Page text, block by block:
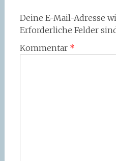
Deine E-Mail-Adresse
Erforderliche Felder
Kommentar *